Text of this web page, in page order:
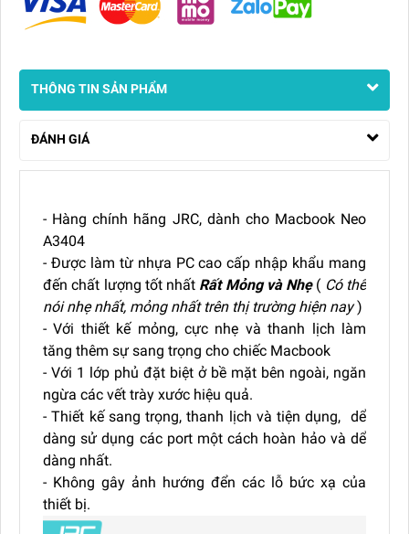
THÔNG TIN SẢN PHẨM
ĐÁNH GIÁ
- Hàng chính hãng JRC, dành cho Macbook Neo
A3404
- Được làm từ nhựa PC cao cấp nhập khẩu mang
đến chất lượng tốt nhất Rất Mỏng và Nhẹ( Có thể
nói nhẹ nhất, mỏng nhất trên thị trường hiện nay)
- Với thiết kế mỏng, cực nhẹ và thanh lịch làm
tăng thêm sự sang trọng cho chiếc Macbook
- Với 1 lớp phủ đặt biệt ở bề mặt bên ngoài, ngăn
ngừa các vết trày xước hiệu quả.
- Thiết kế sang trọng, thanh lịch và tiện dụng, dể
dàng sử dụng các port một cách hoàn hảo và dể
dàng nhất.
- Không gây ảnh hướng đển các lỗ bức xạ của
thiết bị.